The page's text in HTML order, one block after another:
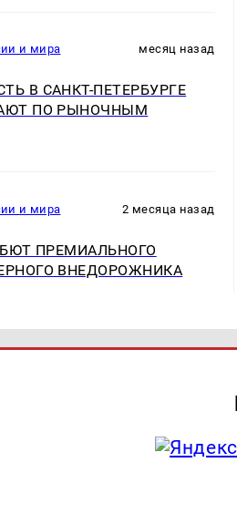
и мира месяц назад
В САНКТ-ПЕТЕРБУРГЕ
ПО РЫНОЧНЫМ
и мира 2 месяца назад
ПРЕМИАЛЬНОГО
ВНЕДОРОЖНИКА